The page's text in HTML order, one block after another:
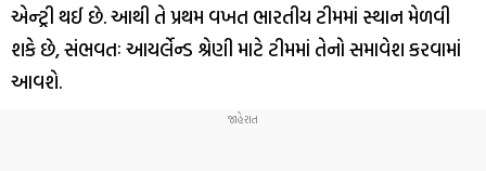
એન્ટ્રી થઈ છે. આથી તે પ્રથમ વખત ભારતીય ટીમમાં સ્થાન મેળવી
શકે છે, સંભવતઃ આયર્લેન્ડ શ્રેણી માટે ટીમમાં તેનો સમાવેશ કરવામાં
આવશે.